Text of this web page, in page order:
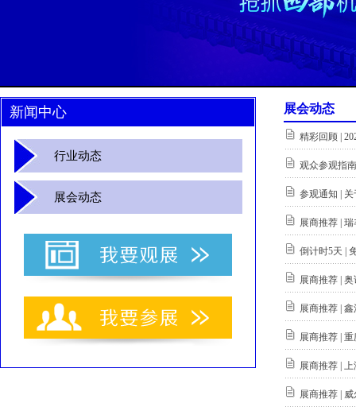
新闻中心
行业动态
展会动态
展会动态
精彩回顾 |
观众参观指
参观通知 |
展商推荐 |
倒计时5天 |
展商推荐 |
展商推荐 |
展商推荐 |
展商推荐 |
展商推荐 |